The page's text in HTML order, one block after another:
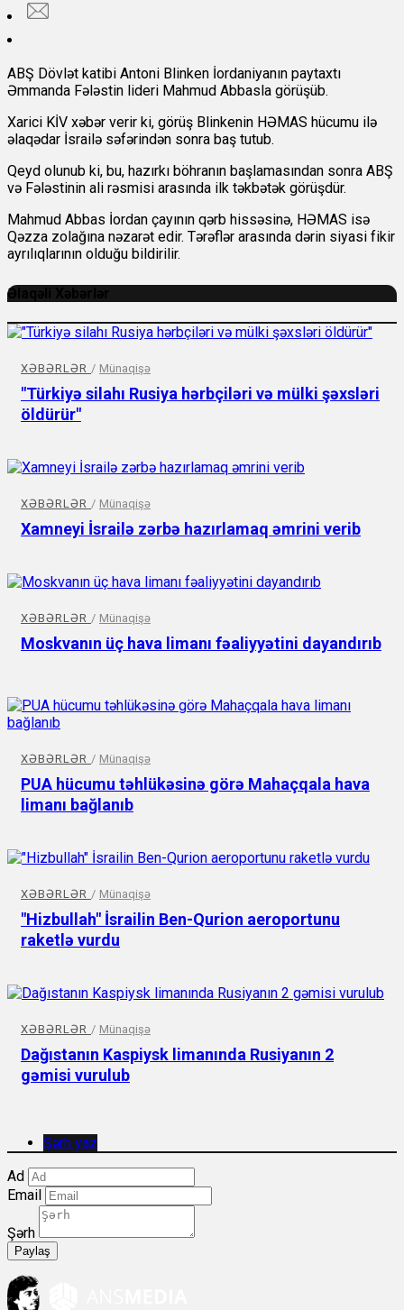
ABŞ Dövlət katibi Antoni Blinken İordaniyanın paytaxtı
Əmmanda Fələstin lideri Mahmud Abbasla görüşüb.
Xarici KİV xəbər verir ki, görüş Blinkenin HƏMAS hücumu ilə
əlaqədar İsrailə səfərindən sonra baş tutub.
Qeyd olunub ki, bu, hazırkı böhranın başlamasından sonra ABŞ
və Fələstinin ali rəsmisi arasında ilk təkbətək görüşdür.
Mahmud Abbas İordan çayının qərb hissəsinə, HƏMAS isə
Qəzza zolağına nəzarət edir. Tərəflər arasında dərin siyasi fikir
ayrılıqlarının olduğu bildirilir.
Əlaqəli Xəbərlər
XƏBƏRLƏR / Münaqişə
"Türkiyə silahı Rusiya hərbçiləri və mülki şəxsləri
öldürür"
XƏBƏRLƏR / Münaqişə
Xamneyi İsrailə zərbə hazırlamaq əmrini verib
XƏBƏRLƏR / Münaqişə
Moskvanın üç hava limanı fəaliyyətini dayandırıb
XƏBƏRLƏR / Münaqişə
PUA hücumu təhlükəsinə görə Mahaçqala hava
limanı bağlanıb
XƏBƏRLƏR / Münaqişə
"Hizbullah" İsrailin Ben-Qurion aeroportunu
raketlə vurdu
XƏBƏRLƏR / Münaqişə
Dağıstanın Kaspiysk limanında Rusiyanın 2
gəmisi vurulub
Şərh yaz
Ad
Email
Şərh
Paylaş